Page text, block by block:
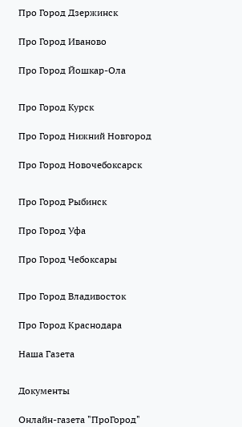
Про Город Дзержинск
Про Город Иваново
Про Город Йошкар-Ола
Про Город Курск
Про Город Нижний Новгород
Про Город Новочебоксарск
Про Город Рыбинск
Про Город Уфа
Про Город Чебоксары
Про Город Владивосток
Про Город Краснодара
Наша Газета
Документы
Онлайн-газета "ПроГород"